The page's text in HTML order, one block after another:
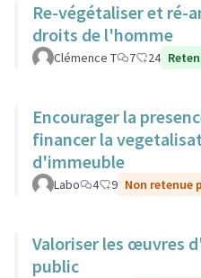
Re-végétaliser et ré-
droits de l'homme
Clémence T 7 24
Encourager la
financer la
d'immeuble
Labo 4 9 Non retenue
Valoriser les œuvres
public